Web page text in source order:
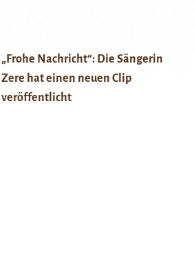
„Frohe Nachricht“: Die Sängerin
Zere hat einen neuen Clip
veröffentlicht